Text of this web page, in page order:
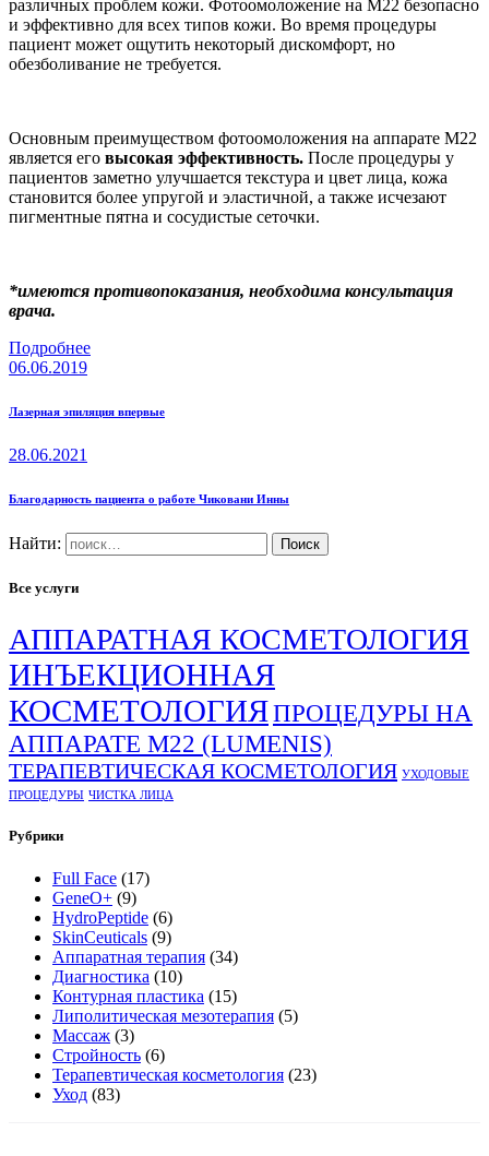
различных проблем кожи. Фотоомоложение на M22 безопасно
и эффективно для всех типов кожи. Во время процедуры
пациент может ощутить некоторый дискомфорт, но
обезболивание не требуется.
Основным преимуществом фотоомоложения на аппарате M22
является его высокая эффективность. После процедуры у
пациентов заметно улучшается текстура и цвет лица, кожа
становится более упругой и эластичной, а также исчезают
пигментные пятна и сосудистые сеточки.
*имеются противопоказания, необходима консультация
врача.
Подробнее
06.06.2019
Лазерная эпиляция впервые
28.06.2021
Благодарность пациента о работе Чиковани Инны
Найти:
Все услуги
АППАРАТНАЯ КОСМЕТОЛОГИЯ
ИНЪЕКЦИОННАЯ
КОСМЕТОЛОГИЯПРОЦЕДУРЫ НА
АППАРАТЕ М22 (LUMENIS)
ТЕРАПЕВТИЧЕСКАЯ КОСМЕТОЛОГИЯ УХОДОВЫЕ
ПРОЦЕДУРЫ ЧИСТКА ЛИЦА
Рубрики
Full Face (17)
GeneO+ (9)
HydroPeptide (6)
SkinCeuticals (9)
Аппаратная терапия (34)
Диагностика (10)
Контурная пластика (15)
Липолитическая мезотерапия (5)
Массаж (3)
Стройность (6)
Терапевтическая косметология (23)
Уход (83)